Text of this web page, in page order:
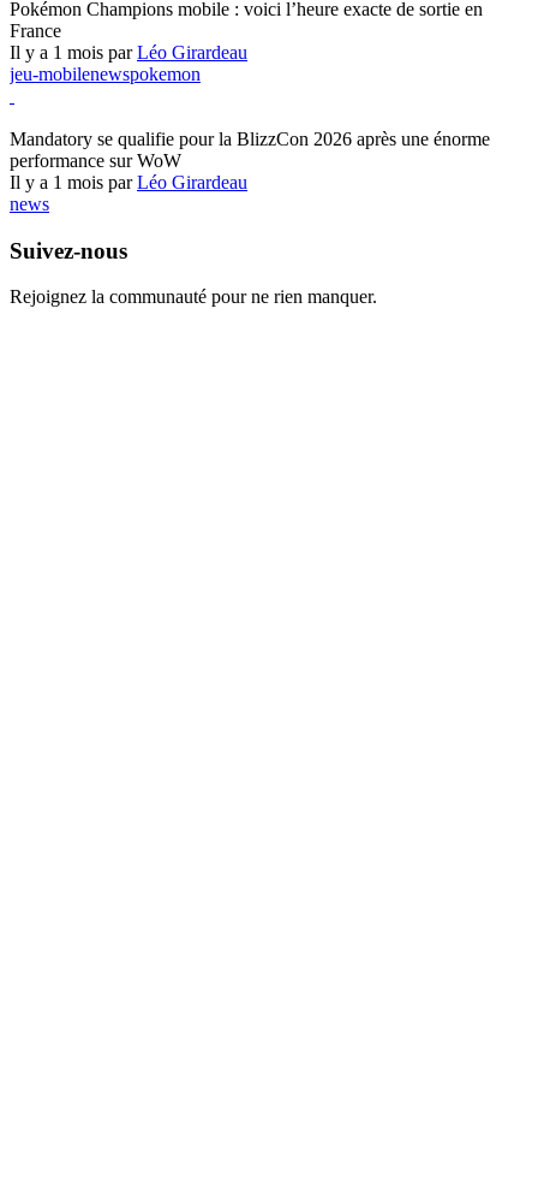
Pokémon Champions mobile : voici l’heure exacte de sortie en
France
Il y a 1 mois parLéo Girardeau
jeu-mobilenewspokemon
Mandatory se qualifie pour la BlizzCon 2026 après une énorme
performance sur WoW
Il y a 1 mois parLéo Girardeau
news
Suivez-nous
Rejoignez la communauté pour ne rien manquer.